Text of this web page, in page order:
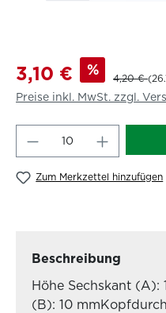
3,10 € %
4,20 €
Preise inkl. MwSt. zzgl.
Produkt
Zum Merkzettel hinzufügen
Beschreibung
Höhe Sechskant (A):
(B): 10